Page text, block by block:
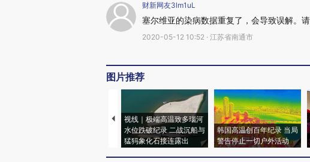
财新网友3lm1uL
塞尔维亚的染病数据重复了，会导致误解。请
2020-05-12 10:52 · 江苏省南通市
图片推荐
视线｜极端高温致多瑙河
水位跌破纪录 二战沉船与
猛犸象化石接连露出
韩国高温创百年纪录 当局
警告停止一切户外活动